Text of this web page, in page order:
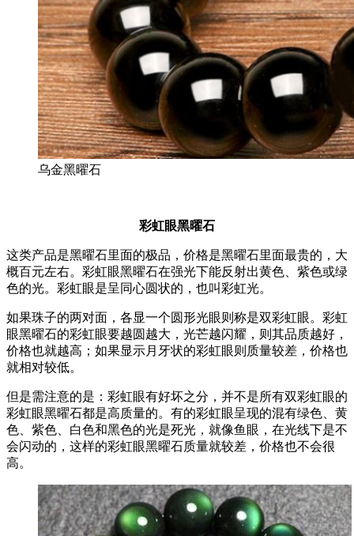
乌金黑曜石
彩虹眼黑曜石
这类产品是黑曜石里面的极品，价格是黑曜石里面最贵的，大
概百元左右。彩虹眼黑曜石在强光下能反射出黄色、紫色或绿
色的光。彩虹眼是呈同心圆状的，也叫彩虹光。
如果珠子的两对面，各显一个圆形光眼则称是双彩虹眼。彩虹
眼黑曜石的彩虹眼要越圆越大，光芒越闪耀，则其品质越好，
价格也就越高；如果显示月牙状的彩虹眼则质量较差，价格也
就相对较低。
但是需注意的是：彩虹眼有好坏之分，并不是所有双彩虹眼的
彩虹眼黑曜石都是高质量的。有的彩虹眼呈现的混有绿色、黄
色、紫色、白色和黑色的光是死光，就像鱼眼，在光线下是不
会闪动的，这样的彩虹眼黑曜石质量就较差，价格也不会很
高。